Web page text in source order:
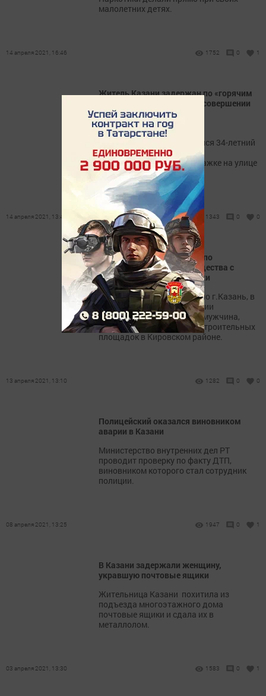
малолетних детях.
14 апреля 2021, 16:46 1752 0 1
Житель Казани задержан по «горячим
следам» по подозрению в совершении
квартирной кражи
​​​​​​​11 апреля в отдел полиции
«Промышленный» обратился 34-летний
житель одной из квартир,
расположенной в многоэтажке на улице
Авангардная.
14 апреля 2021, 13:40 1343 0 0
Житель Казани задержан по
подозрению в краже имущества с
территории стройплощадки
​​​​​​​По данным УМВД России по г.Казань, в
конце марта в отдел полиции
«Зареченский» обратился мужчина,
работающий на одной из строительных
площадок в Кировском районе.
13 апреля 2021, 13:10 1282 0 0
Полицейский оказался виновником
аварии в Казани
​​​​​​​Министерство внутренних дел РТ
проводит проверку по факту ДТП,
виновником которого стал сотрудник
полиции.
08 апреля 2021, 13:25 1947 0 1
В Казани задержали женщину,
укравшую почтовые ящики
Жительница Казани похитила из
подъезда многоэтажного дома
почтовые ящики и сдала их в
металлолом.
03 апреля 2021, 13:30 1583 0 1